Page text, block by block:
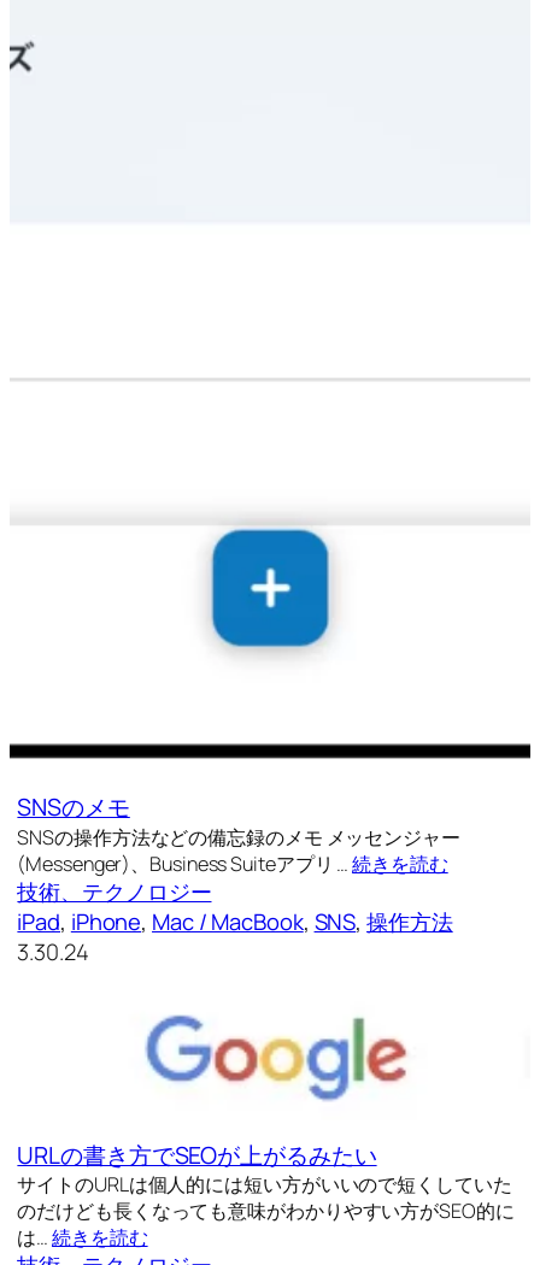
SNSのメモ
SNSの操作方法などの備忘録のメモ メッセンジャー
(Messenger)、Business Suiteアプリ …続きを読む
技術、テクノロジー
iPad, iPhone, Mac / MacBook, SNS, 操作方法
3.30.24
URLの書き方でSEOが上がるみたい
サイトのURLは個人的には短い方がいいので短くしていた
のだけども長くなっても意味がわかりやすい方がSEO的に
は…続きを読む